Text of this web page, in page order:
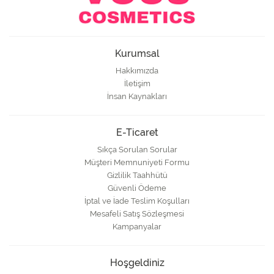
Kurumsal
Hakkımızda
İletişim
İnsan Kaynakları
E-Ticaret
Sıkça Sorulan Sorular
Müşteri Memnuniyeti Formu
Gizlilik Taahhütü
Güvenli Ödeme
İptal ve İade Teslim Koşulları
Mesafeli Satış Sözleşmesi
Kampanyalar
Hoşgeldiniz